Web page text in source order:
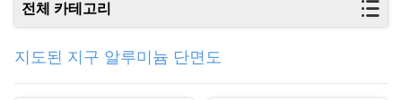
전체 카테고리
지도된 지구 알루미늄 단면도